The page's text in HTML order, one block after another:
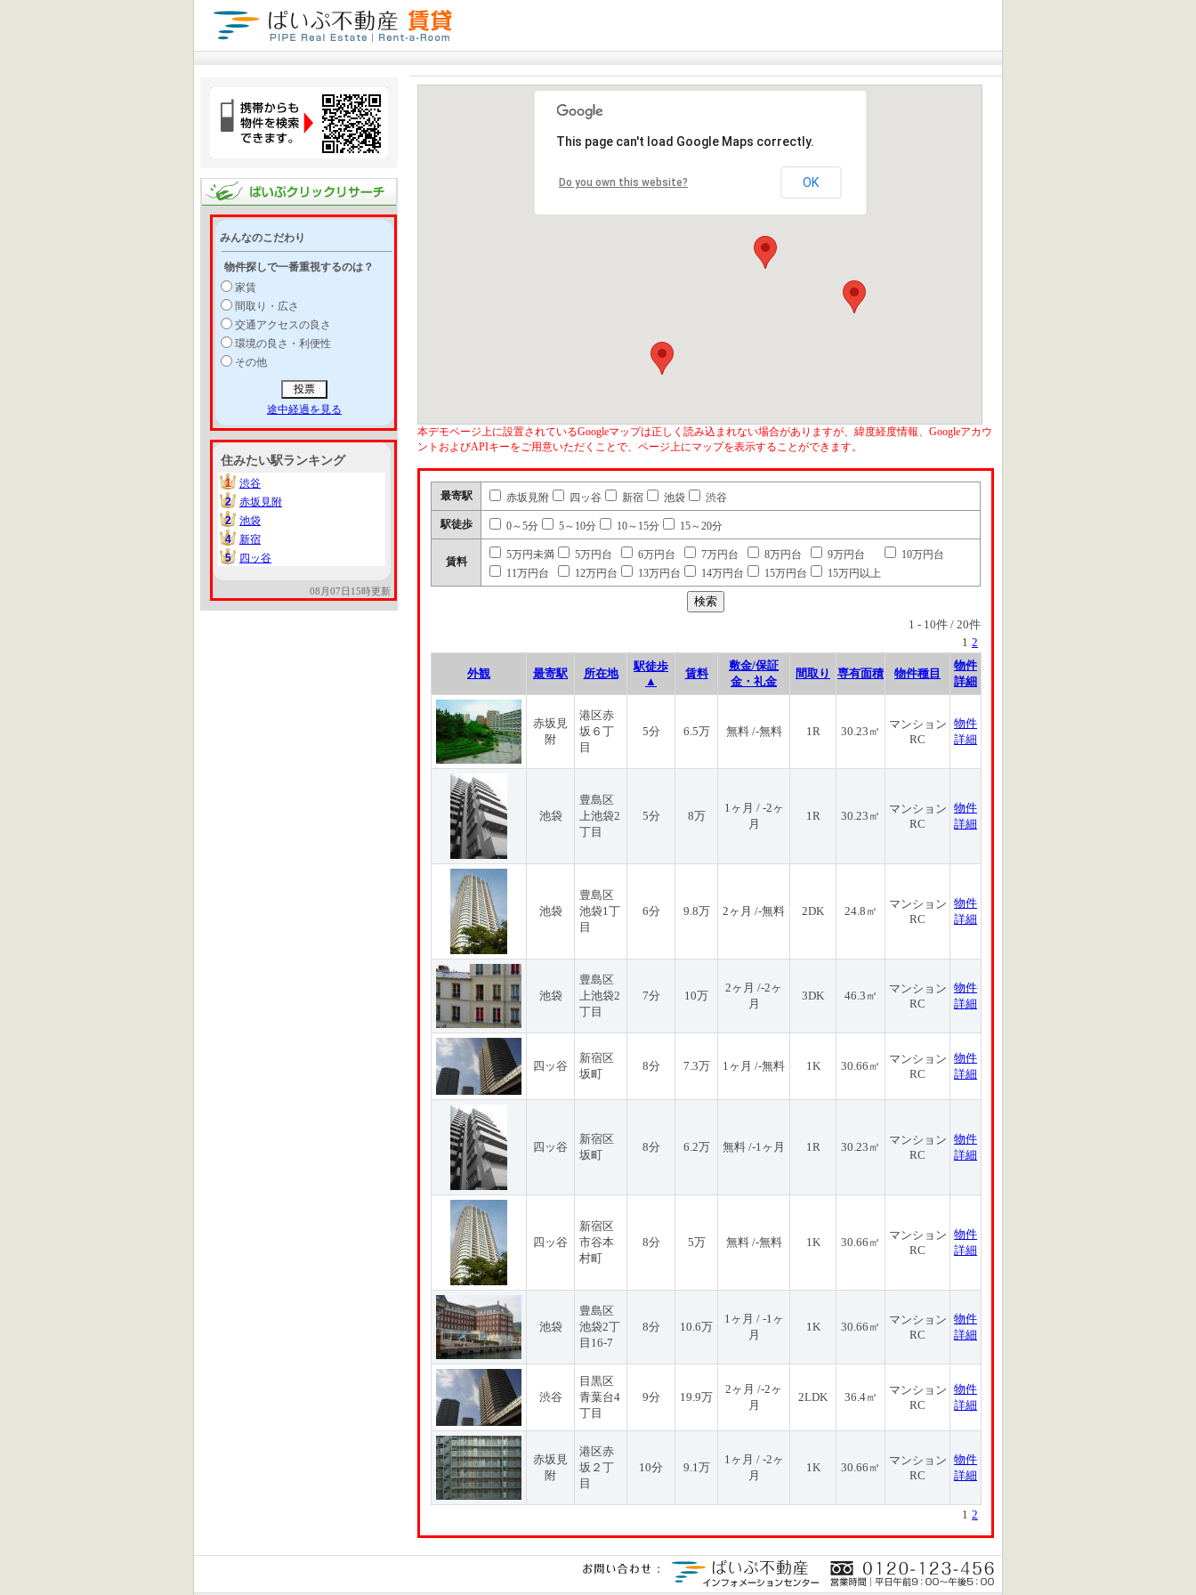
みんなのこだわり
物件探しで一番重視するのは？
家賃
間取り・広さ
交通アクセスの良さ
環境の良さ・利便性
その他
途中経過を見る
住みたい駅ランキング
1
1
渋谷
2
2
赤坂見附
2
2
池袋
4
4
新宿
5
5 四ッ谷
08月07日15時更新
This page can't load Google Maps correctly.
Do you own this website? OK
本デモページ上に設置されているGoogleマップは正しく読み込まれない場合がありますが、緯度経度情報、Googleアカウ
ントおよびAPIキーをご用意いただくことで、ページ上にマップを表示することができます。
最寄駅 赤坂見附 四ッ谷 新宿 池袋 渋谷
駅徒歩 0～5分 5～10分 10～15分 15～20分
賃料
5万円未満 5万円台 6万円台 7万円台 8万円台 9万円台
10万円台
11万円台
12万円台 13万円台 14万円台 15万円台 15万円以上
1 - 10件 / 20件
1 2
外観 最寄駅 所在地
駅徒歩
▲
賃料
敷金/保証
金・礼金
間取り 専有面積 物件種目
物件
詳細
赤坂見
附
港区赤
坂６丁
目
5分 6.5万 無料 /-無料 1R 30.23㎡
マンション
RC
物件
詳細
池袋
豊島区
上池袋2
丁目
5分 8万
1ヶ月 / -2ヶ
月
1R 30.23㎡
マンション
RC
物件
詳細
池袋
豊島区
池袋1丁
目
6分 9.8万 2ヶ月 /-無料 2DK 24.8㎡
マンション
RC
物件
詳細
池袋
豊島区
上池袋2
丁目
7分 10万
2ヶ月 /-2ヶ
月
3DK 46.3㎡
マンション
RC
物件
詳細
四ッ谷
新宿区
坂町
8分 7.3万 1ヶ月 /-無料 1K 30.66㎡
マンション
RC
物件
詳細
四ッ谷
新宿区
坂町
8分 6.2万 無料 /-1ヶ月 1R 30.23㎡
マンション
RC
物件
詳細
四ッ谷
新宿区
市谷本
村町
8分 5万 無料 /-無料 1K 30.66㎡
マンション
RC
物件
詳細
池袋
豊島区
池袋2丁
目16-7
8分 10.6万
1ヶ月 / -1ヶ
月
1K 30.66㎡
マンション
RC
物件
詳細
渋谷
目黒区
青葉台4
丁目
9分 19.9万
2ヶ月 /-2ヶ
月
2LDK 36.4㎡
マンション
RC
物件
詳細
赤坂見
附
港区赤
坂２丁
目
10分 9.1万
1ヶ月 / -2ヶ
月
1K 30.66㎡
マンション
RC
物件
詳細
1 2